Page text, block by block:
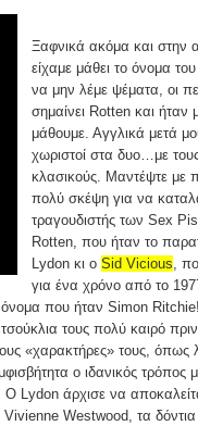
Ξαφνικά ακόμα και
είχαμε μάθει το όνομα του
να μην λέμε ψέματα, οι
σημαίνει Rotten και ήταν
μάθουμε. Αγγλικά μετά
χωριστοί στα δυο…με
κλασικούς. Μαντέψτε με
πολύ σκέψη για να
τραγουδιστής των Sex
Rotten, που ήταν το
Lydon κι ο Sid Vicious,
για ένα χρόνο από το
που ήταν Simon Ritchie!
τους πολύ καιρό
«χαρακτήρες» τους, όπως
ο ιδανικός
Lydon άρχισε να
Vivienne Westwood, τα